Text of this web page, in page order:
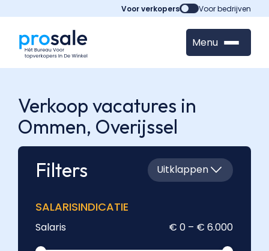
Voor verkopers Voor bedrijven
Menu
Verkoop vacatures in
Ommen, Overijssel
Filters
Uitklappen
SALARISINDICATIE
Salaris € 0 – € 6.000